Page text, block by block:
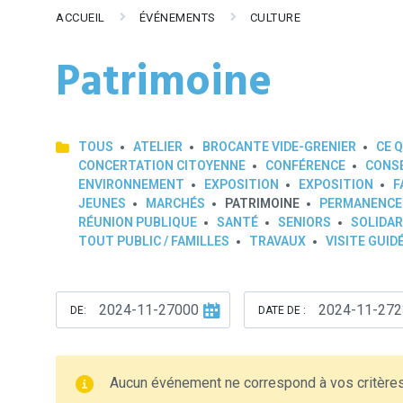
ACCUEIL ÉVÉNEMENTS CULTURE
Patrimoine
TOUS ATELIER BROCANTE VIDE-GRENIER CE
CONCERTATION CITOYENNE
CONFÉRENCE
ENVIRONNEMENT
EXPOSITION EXPOSITION
JEUNES
MARCHÉS PATRIMOINE
RÉUNION PUBLIQUE
SANTÉ SENIORS
TOUT PUBLIC / FAMILLES
TRAVAUX VISITE
DE: DATE DE :
Aucun événement ne correspond à vos